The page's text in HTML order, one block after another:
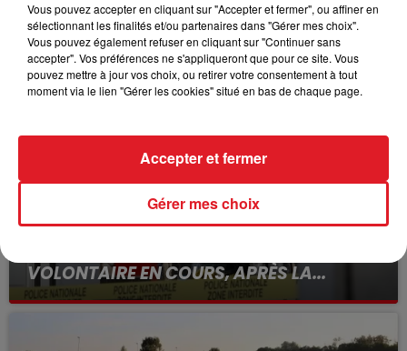
FIL D'ACTUS
VOLONTAIRE EN COURS, APRÈS LA...
Selon les premiers éléments, le logement servait
Vous pouvez accepter en cliquant sur "Accepter et fermer", ou affiner en
sélectionnant les finalités et/ou partenaires dans "Gérer mes choix".
Vous pouvez également refuser en cliquant sur "Continuer sans
accepter". Vos préférences ne s'appliqueront que pour ce site. Vous
pouvez mettre à jour vos choix, ou retirer votre consentement à tout
moment via le lien "Gérer les cookies" situé en bas de chaque page.
Gérer mes choix
Accepter et fermer